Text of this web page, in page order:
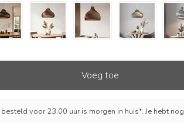
Voeg toe
voor 23.00 uur is morgen in huis*. Je hebt nog